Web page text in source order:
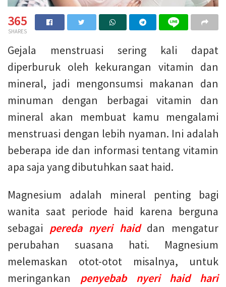
365
SHARES
Gejala menstruasi sering kali dapat
diperburuk oleh kekurangan vitamin dan
mineral, jadi mengonsumsi makanan dan
minuman dengan berbagai vitamin dan
mineral akan membuat kamu mengalami
menstruasi dengan lebih nyaman. Ini adalah
beberapa ide dan informasi tentang vitamin
apa saja yang dibutuhkan saat haid.
Magnesium adalah mineral penting bagi
wanita saat periode haid karena berguna
sebagai pereda nyeri haiddan mengatur
perubahan suasana hati. Magnesium
melemaskan otot-otot misalnya, untuk
meringankan penyebab nyeri haid hari